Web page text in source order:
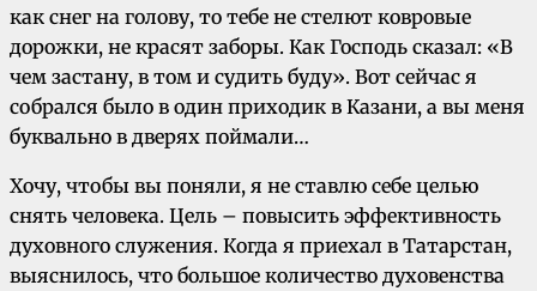
как снег на голову, то тебе не стелют ковровые
дорожки, не красят заборы. Как Господь сказал: «В
чем застану, в том и судить буду». Вот сейчас я
собрался было в один приходик в Казани, а вы меня
буквально в дверях поймали…
Хочу, чтобы вы поняли, я не ставлю себе целью
снять человека. Цель – повысить эффективность
духовного служения. Когда я приехал в Татарстан,
выяснилось, что большое количество духовенства